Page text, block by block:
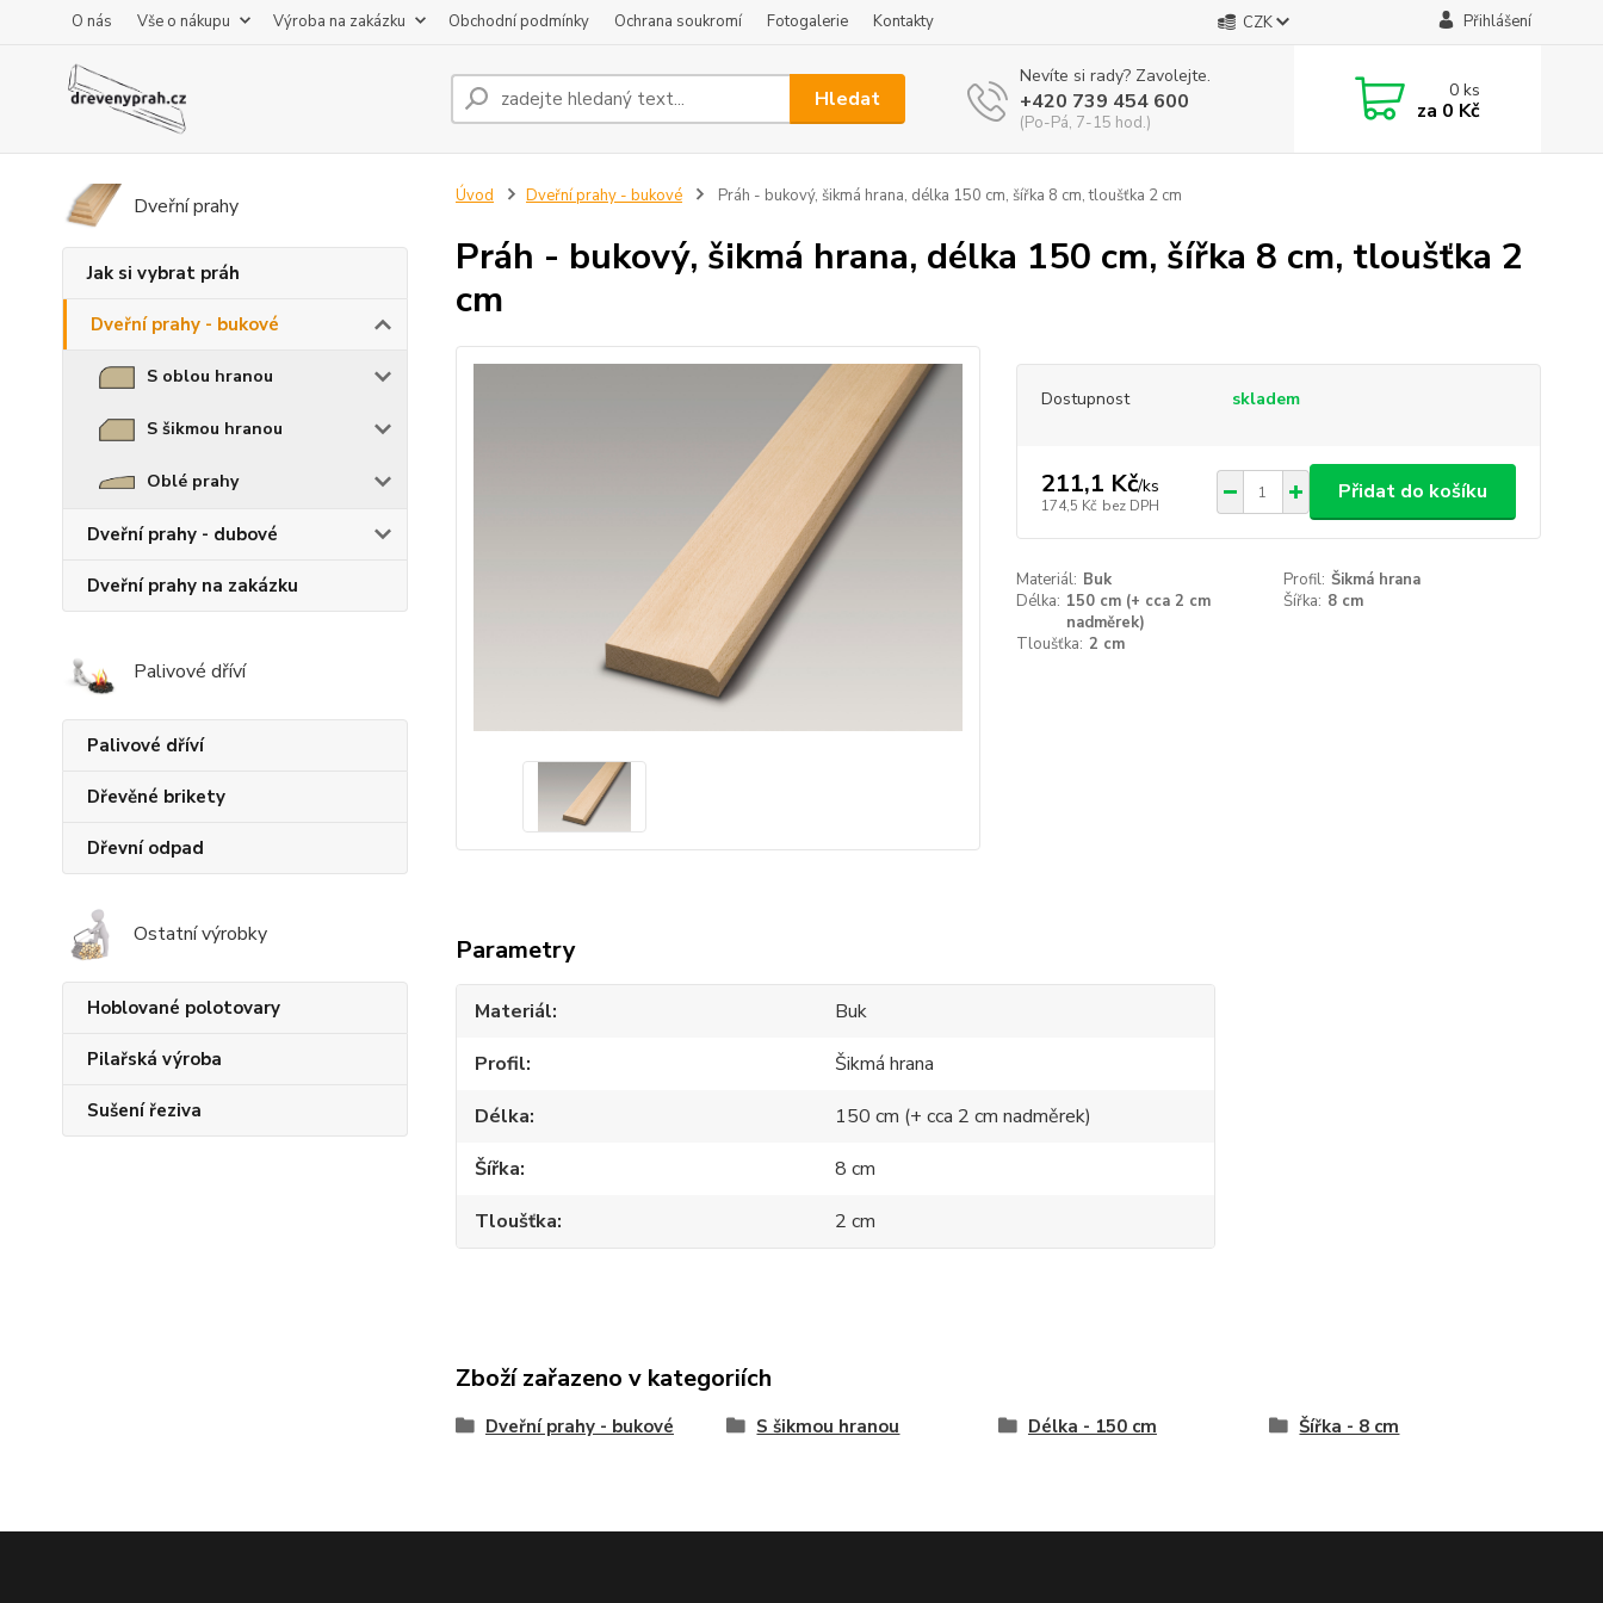
O nás Vše o nákupu Výroba na zakázku Obchodní podmínky Ochrana soukromí Fotogalerie Kontakty CZK Přihlášení
Hledat
Nevíte si rady? Zavolejte.
+420 739 454 600
(Po-Pá, 7-15 hod.)
0ks
za 0 Kč
Dveřní prahy
Jak si vybrat práh
Dveřní prahy - bukové
S oblou hranou
S šikmou hranou
Oblé prahy
Dveřní prahy - dubové
Dveřní prahy na zakázku
Palivové dříví
Palivové dříví
Dřevěné brikety
Dřevní odpad
Ostatní výrobky
Hoblované polotovary
Pilařská výroba
Sušení řeziva
Úvod Dveřní prahy - bukové Práh - bukový, šikmá hrana, délka 150 cm, šířka 8 cm, tloušťka 2 cm
Práh - bukový, šikmá hrana, délka 150 cm, šířka 8 cm, tloušťka 2
cm
Dostupnost skladem
211,1 Kč/ks
174,5 Kč bez DPH
Přidat do košíku
Materiál: Buk Profil: Šikmá hrana
Délka: 150 cm (+ cca 2 cm
nadměrek)
Šířka: 8 cm
Tloušťka: 2 cm
Parametry
Materiál
Buk
Profil
Šikmá hrana
Délka
150 cm (+ cca 2 cm nadměrek)
Šířka
8 cm
Tloušťka
2 cm
Zboží zařazeno v kategoriích
Dveřní prahy - bukové S šikmou hranou Délka - 150 cm Šířka - 8 cm